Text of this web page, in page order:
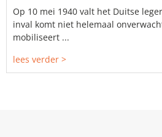
Op 10 mei 1940 valt het Duitse
inval komt niet helemaal
mobiliseert ...
lees verder >